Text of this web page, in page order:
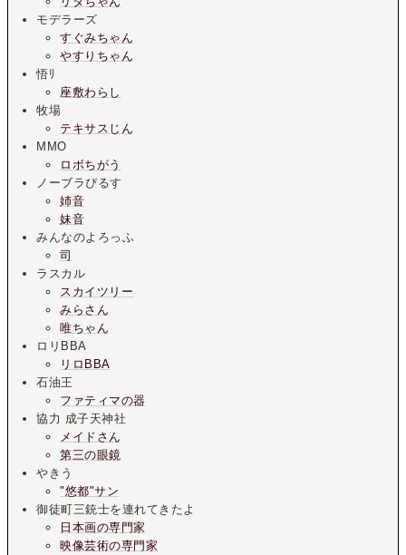
モデラーズ
すぐみちゃん
やすりちゃん
悟ﾘ
座敷わらし
牧場
テキサスじん
MMO
ロボちがう
ノーブラぴるす
姉音
妹音
みんなのよろっふ
司
ラスカル
スカイツリー
みらさん
唯ちゃん
ロリBBA
リロBBA
石油王
ファティマの器
協力 成子天神社
メイドさん
第三の眼鏡
やきう
"悠都"サン
御徒町三銃士を連れてきたよ
日本画の専門家
映像芸術の専門家